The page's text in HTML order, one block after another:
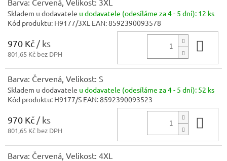
Skladem u dodavatele u dodavatele (odesíláme za 4 - 5 dní): 12 ks
Kód produktu: H9177/3XL EAN:8592390093578
970 Kč / ks
801,65 Kč bez DPH
Barva: Červená, Velikost: S
Skladem u dodavatele u dodavatele (odesíláme za 4 - 5 dní): 52 ks
Kód produktu: H9177/S EAN:8592390093523
970 Kč / ks
801,65 Kč bez DPH
Barva: Červená, Velikost: 4XL